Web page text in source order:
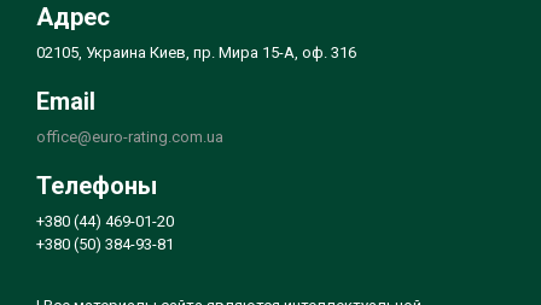
Адрес
02105, Украина Киев, пр. Мира 15-А, оф. 316
Email
office@euro-rating.com.ua
Телефоны
+380 (44) 469-01-20
+380 (50) 384-93-81